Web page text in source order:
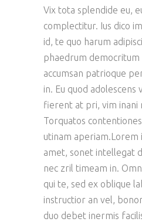
Vix tota splendide eu,
complectitur. Ius dico
id, te quo harum
phaedrum democritum
accumsan patrioque
in. Eu quod adolescens
fierent at pri, vim inani
Torquatos
utinam aperiam.Lorem
amet, sonet intellegat
nec zril timeam in.
qui te, sed ex oblique
instructior an vel,
duo debet inermis